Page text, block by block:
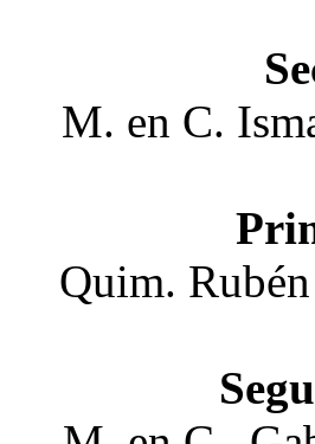
M. en C.
Quim.